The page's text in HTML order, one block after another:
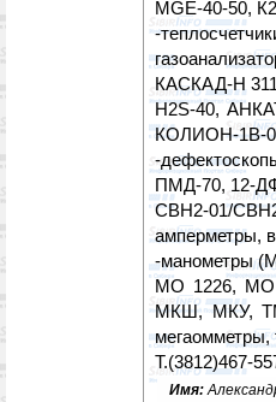
MGE-40-50,
-
КАСКАД-Н
H2S-40,
КОЛИОН-1В-
-
ПМД-70, 12-
СВН2-01/
амперметры,
-манометры
МО 1226, МО
МКШ, МКУ,
мегаомметры,
Т.(3812)467-
Имя: